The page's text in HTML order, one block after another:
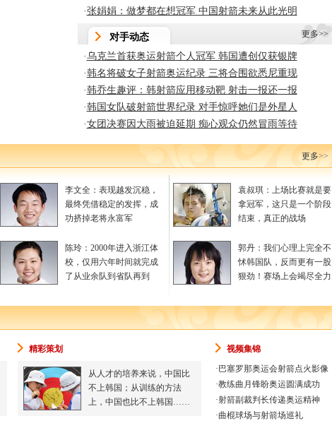
·张娟娟：做梦都在想冠军 中国射箭未来从此光明
对手动态 更多>>
·乌克兰首获奥运射箭个人冠军 韩国遭创仅获银牌
·韩名将破女子射箭奥运纪录 三将合围欲悉尼重现
·韩乔生趣评：韩射箭应用移动靶 射击一报还一报
·韩国女队破射箭世界纪录 对手惊呼她们是外星人
·女团决赛因大雨被迫延期 痴心观众仍然冒雨等待
更多>>
李文全：表现越发沉稳，
最终凭借稳定的发挥，成
功挤掉老将永富军
陈玲：2000年进入浙江体
校，仅用六年时间就完成
了从业余队到省队再到
袁叔琪：上场比赛就是要
拿冠军，这只是一个阶段
结束，真正的战场
郭丹：我们心理上完全不
怵韩国队，反而更有一股
狠劲！赛场上会竭尽全力
精彩策划
从人才的培养来说，中国比
不上韩国；从训练的方法
上，中国也比不上韩国……
视频集锦
· 巴塞罗那奥运会射箭点火影像
·教练曲月锋盼奥运圆满成功
·射箭副裁判长传递奥运精神
·曲棍球场与射箭场巡礼